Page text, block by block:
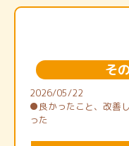
そ
2026/05/22
●良かったこと、改善
った